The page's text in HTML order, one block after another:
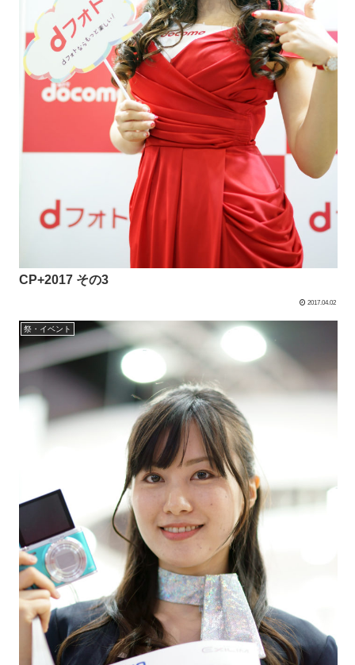
CP+2017 その3
2017.04.02
祭・イベント